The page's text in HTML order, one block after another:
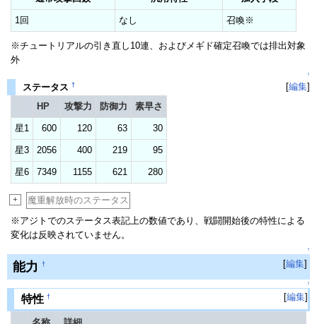
1回 なし 召喚※
※チュートリアルの引き直し10連、およびメギド確定召喚では排出対象
外
↑
ステータス † [編集]
HP
攻撃力 防御力 素早さ
星1 600 120 63 30
星3 2056 400 219 95
星6 7349 1155 621 280
+
魔重解放時のステータス
※アジトでのステータス表記上の数値であり、戦闘開始後の特性による
変化は反映されていません。
↑
能力 † [編集]
↑
特性 † [編集]